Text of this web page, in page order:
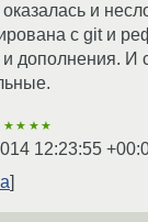
и
с git и
и дополнения. И
12:23:55